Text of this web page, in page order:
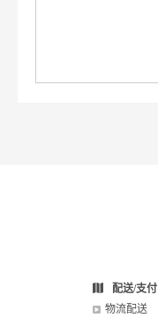
配送/支付
物流配送